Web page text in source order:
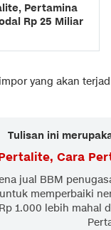
Pertamina
Rp 25 Miliar
yang akan
Tulisan ini
Cara
jual BBM
memperbaiki
1.000 lebih mahal